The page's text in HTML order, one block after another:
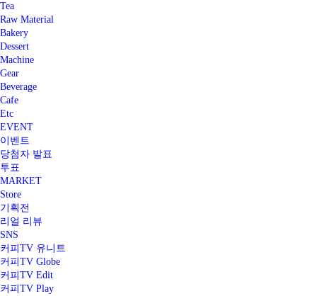
Tea
Raw Material
Bakery
Dessert
Machine
Gear
Beverage
Cafe
Etc
EVENT
이벤트
당첨자 발표
투표
MARKET
Store
기획전
리얼 리뷰
SNS
커피TV 유니트
커피TV Globe
커피TV Edit
커피TV Play